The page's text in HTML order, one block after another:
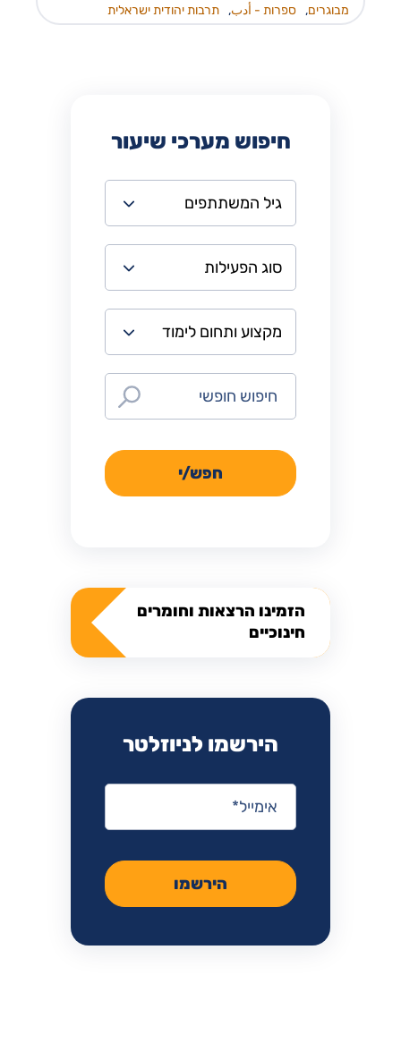
מבוגרים, ספרות - أدب, תרבות יהודית ישראלית
חיפוש מערכי שיעור
חפש/י
הזמינו הרצאות וחומרים
חינוכיים
הירשמו לניוזלטר
אימייל
הירשמו